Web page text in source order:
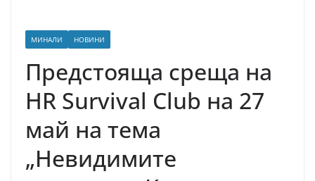
МИНАЛИ НОВИНИ
Предстояща среща на
HR Survival Club на 27
май на тема
„Невидимите